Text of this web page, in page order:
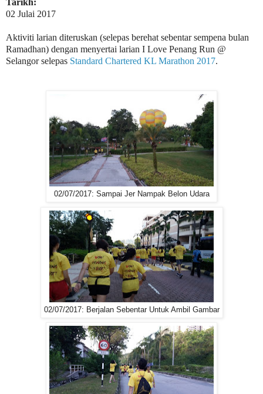
02 Julai 2017
Aktiviti larian diteruskan (selepas berehat sebentar sempena bulan
Ramadhan) dengan menyertai larian I Love Penang Run @
Selangor selepas Standard Chartered KL Marathon 2017.
02/07/2017: Sampai Jer Nampak Belon Udara
02/07/2017: Berjalan Sebentar Untuk Ambil Gambar